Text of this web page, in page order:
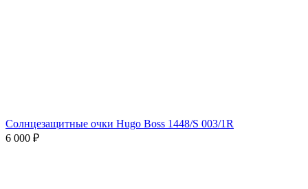
Солнцезащитные очки Hugo Boss 1448/S 003/1R
6 000 ₽